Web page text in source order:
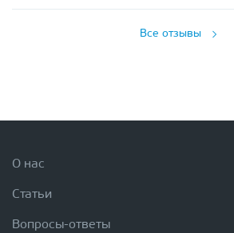
Все отзывы
О нас
Статьи
Вопросы-ответы